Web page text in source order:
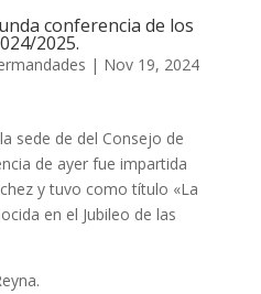
conferencia de los
2025.
| Nov 19, 2024
sede de del Consejo de
de ayer fue impartida
y tuvo como título «La
en el Jubileo de las